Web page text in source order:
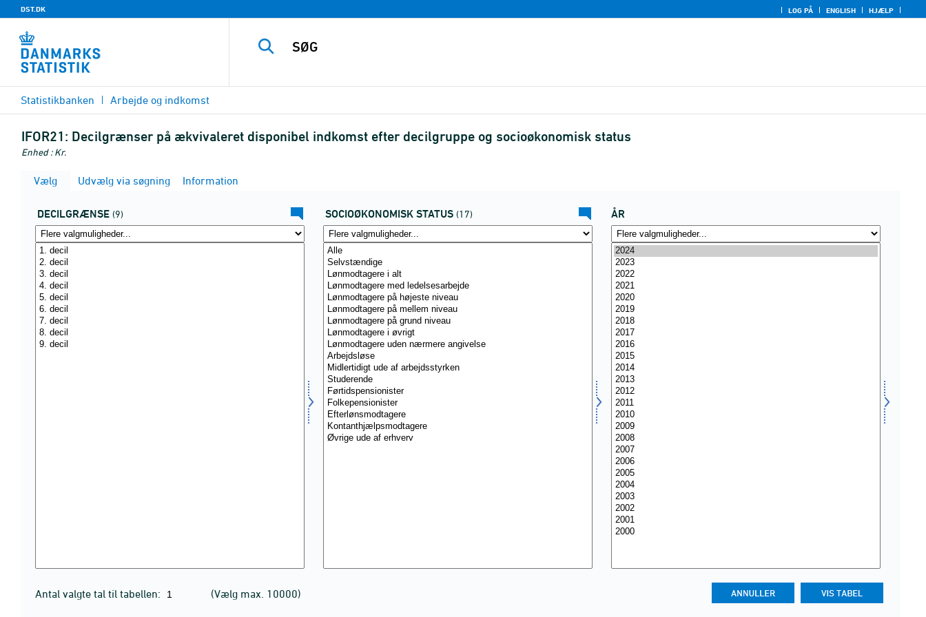
DST.DK LOG PÅ ENGLISH HJÆLP
Statistikbanken Arbejde og indkomst
IFOR21: Decilgrænser på ækvivaleret disponibel indkomst efter decilgruppe og socioøkonomisk status
Enhed : Kr.
Vælg Udvælg via søgning Information
DECILGRÆNSE (9) SOCIOØKONOMISK STATUS (17) ÅR
Antal valgte tal til tabellen: (Vælg max. 10000)